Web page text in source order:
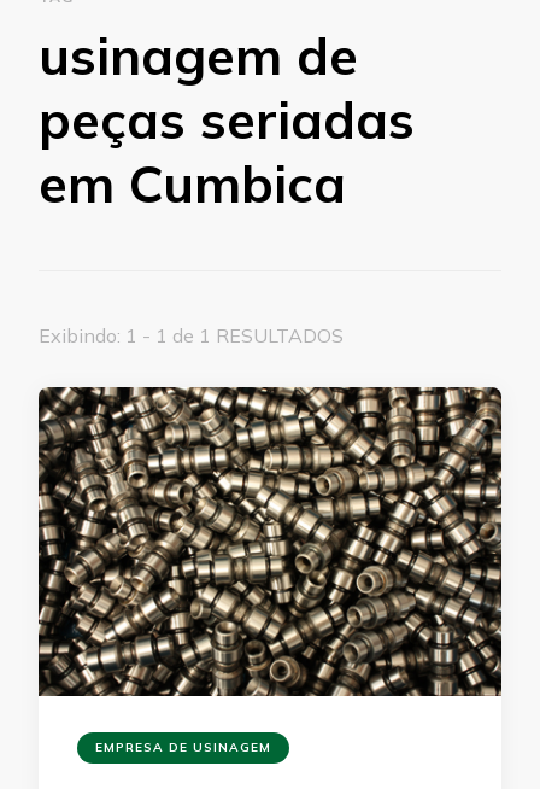
usinagem de
peças seriadas
em Cumbica
Exibindo: 1 - 1 de 1 RESULTADOS
EMPRESA DE USINAGEM